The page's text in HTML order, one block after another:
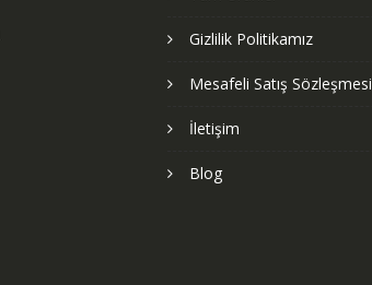
Gizlilik Politikamız
Mesafeli Satış Sözleşmesi
İletişim
Blog